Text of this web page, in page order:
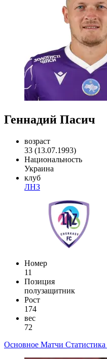
Геннадий Пасич
возраст
33 (13.07.1993)
Национальность
Украина
клуб
ЛНЗ
Номер
11
Позиция
полузащитник
Рост
174
вес
72
Основное Матчи Статистика